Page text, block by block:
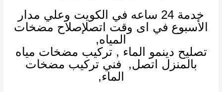
خدمة 24 ساعه في الكويت وعلي مدار
الأسبوع في اى وقت اتصلإصلاح مضخات
المياه,
تصليح دينمو الماء , تركيب مضخات مياه
بالمنزل اتصل,
فني تركيب مضخات
الماء,